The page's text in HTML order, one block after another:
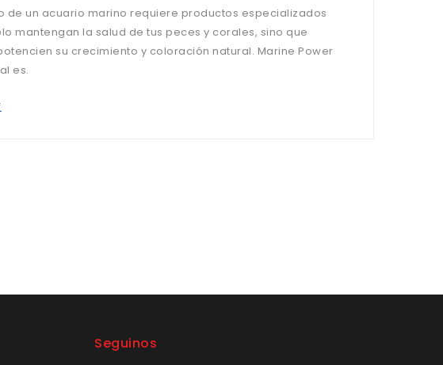
de un acuario marino requiere productos especializados
mantengan la salud de tus peces y corales, sino que
su crecimiento y coloración natural. Marine Power
es.
Seguinos